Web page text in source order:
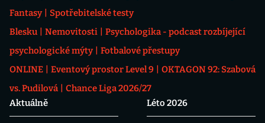
Fantasy
Spotřebitelské testy
Blesku
Nemovitosti
Psychologika - podcast rozbíjející
psychologické mýty
Fotbalové přestupy
ONLINE
Eventový prostor Level 9
OKTAGON 92: Szabová
vs. Pudilová
Chance Liga 2026/27
Aktuálně
Léto 2026